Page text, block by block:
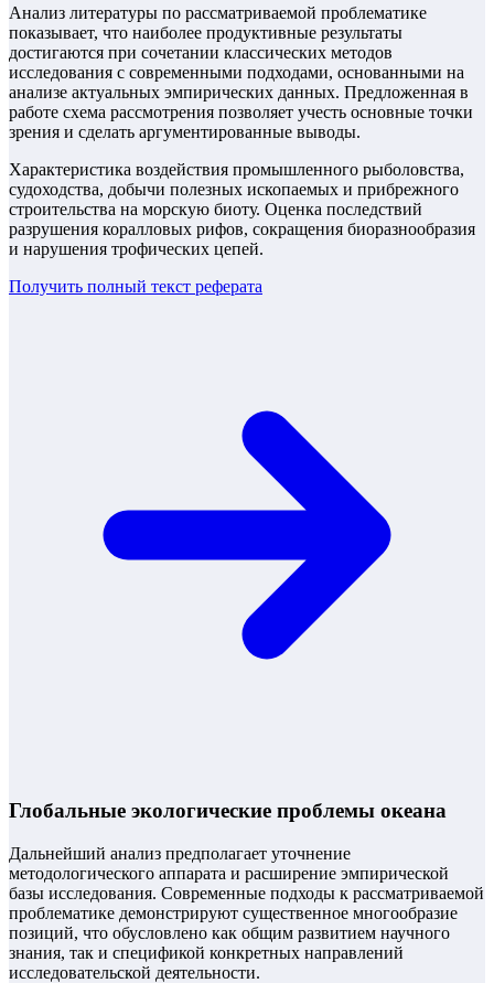
Анализ литературы по рассматриваемой проблематике
показывает, что наиболее продуктивные результаты
достигаются при сочетании классических методов
исследования с современными подходами, основанными на
анализе актуальных эмпирических данных. Предложенная в
работе схема рассмотрения позволяет учесть основные точки
зрения и сделать аргументированные выводы.
Характеристика воздействия промышленного рыболовства,
судоходства, добычи полезных ископаемых и прибрежного
строительства на морскую биоту. Оценка последствий
разрушения коралловых рифов, сокращения биоразнообразия
и нарушения трофических цепей.
Получить полный текст реферата
Глобальные экологические проблемы океана
Дальнейший анализ предполагает уточнение
методологического аппарата и расширение эмпирической
базы исследования. Современные подходы к рассматриваемой
проблематике демонстрируют существенное многообразие
позиций, что обусловлено как общим развитием научного
знания, так и спецификой конкретных направлений
исследовательской деятельности.